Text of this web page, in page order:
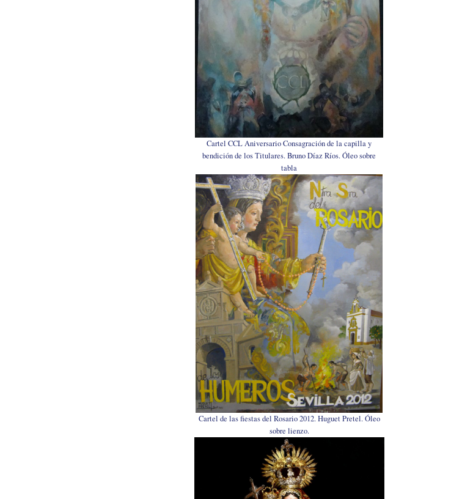
Cartel CCL Aniversario Consagración de la capilla y
bendición de los Titulares. Bruno Díaz Ríos. Óleo sobre
tabla
Cartel de las fiestas del Rosario 2012. Huguet Pretel. Óleo
sobre lienzo.